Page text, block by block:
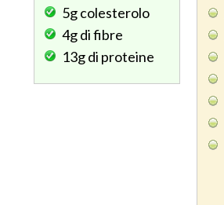
5gcolesterolo
4gdi fibre
13gdi proteine